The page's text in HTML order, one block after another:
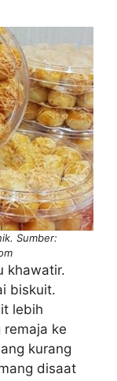
Sumber:
khawatir.
biskuit.
lebih
ke
kurang
disaat